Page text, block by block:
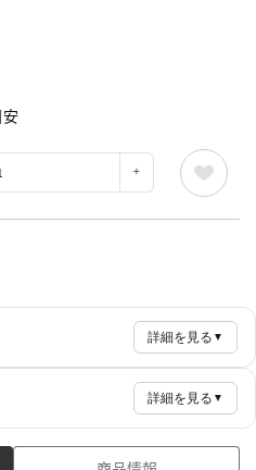
詳細を見る ▼
詳細を見る ▼